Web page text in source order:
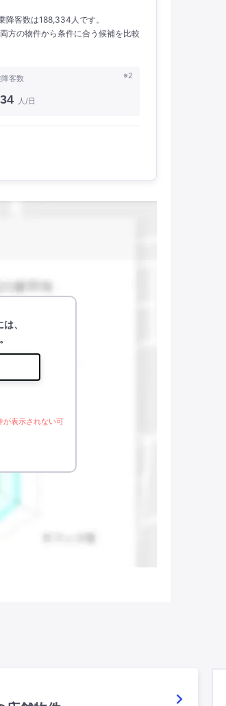
降客数は188,334人です。
方の物件から条件に合う候補を比較
※2
客数
人/日
、
が表示されない可